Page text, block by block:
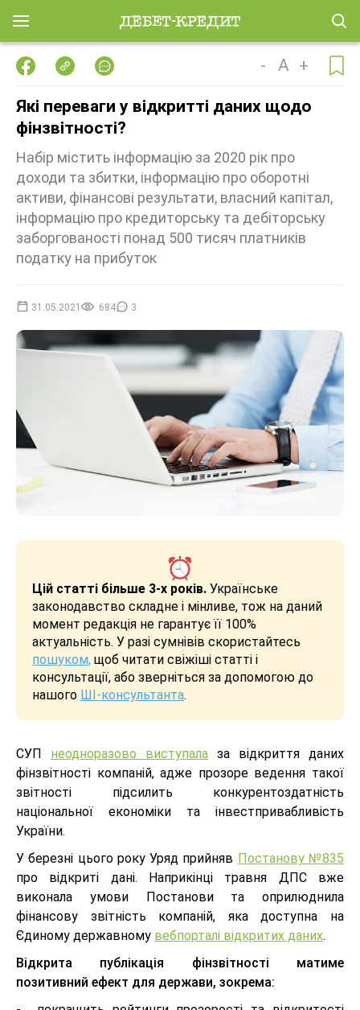
- A +
Які переваги у відкритті даних щодо
фінзвітності?
Набір містить інформацію за 2020 рік про
доходи та збитки, інформацію про оборотні
активи, фінансові результати, власний капітал,
інформацію про кредиторську та дебіторську
заборгованості понад 500 тисяч платників
податку на прибуток
31.05.2021 684 3
Цій статті більше 3-х років. Українське
законодавство складне і мінливе, тож на даний
момент редакція не гарантує її 100%
актуальність. У разі сумнівів скористайтесь
пошуком, щоб читати свіжіші статті і
консультації, або зверніться за допомогою до
нашого ШІ-консультанта.
СУП неодноразово виступала за відкриття даних
фінзвітності компаній, адже прозоре ведення такої
звітності підсилить конкурентоздатність
національної економіки та інвестпривабливість
України.
У березні цього року Уряд прийняв Постанову №835
про відкриті дані. Наприкінці травня ДПС вже
виконала умови Постанови та оприлюднила
фінансову звітність компаній, яка доступна на
Єдиному державному вебпорталі відкритих даних.
Відкрита публікація фінзвітності матиме
позитивний ефект для держави, зокрема: